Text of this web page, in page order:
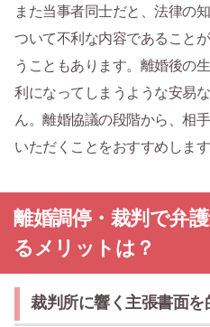
また当事者同士だと、法律の
ついて不利な内容であること
うこともあります。離婚後の
利になってしまうような安易
ん。離婚協議の段階から、相
いただくことをおすすめします
離婚調停・裁判で弁
るメリットは？
裁判所に響く主張書面